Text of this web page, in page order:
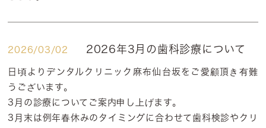
2026/03/02 2026年3月の歯科診療について
日頃よりデンタルクリニック麻布仙台坂をご愛顧頂き有難
うございます。
3月の診療についてご案内申し上げます。
3月末は例年春休みのタイミングに合わせて歯科検診やクリ